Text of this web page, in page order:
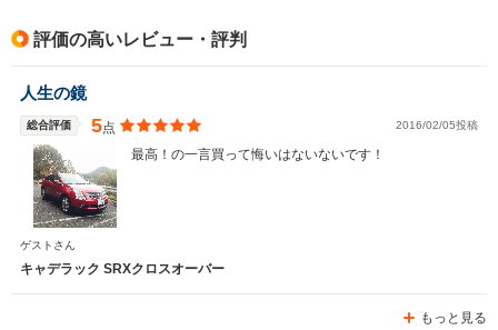
評価の高いレビュー・評判
人生の鏡
総合評価 5点 2016/02/05投稿
最高！の一言買って悔いはないないです！
ゲストさん
キャデラック SRXクロスオーバー
もっと見る